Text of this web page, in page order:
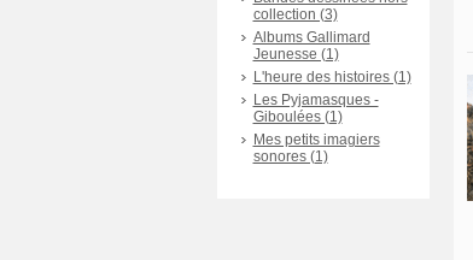
collection (3)
Albums Gallimard
Jeunesse (1)
L'heure des histoires (1)
Les Pyjamasques -
Giboulées (1)
Mes petits imagiers
sonores (1)